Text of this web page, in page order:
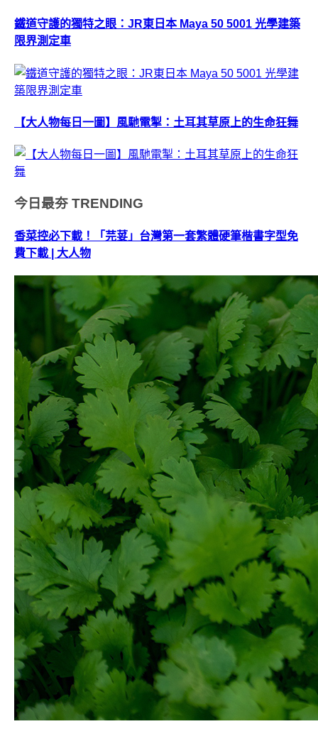
鐵道守護的獨特之眼：JR東日本 Maya 50 5001 光學建築
限界測定車
【大人物每日一圖】風馳電掣：土耳其草原上的生命狂舞
今日最夯 TRENDING
香菜控必下載！「芫荽」台灣第一套繁體硬筆楷書字型免
費下載 | 大人物